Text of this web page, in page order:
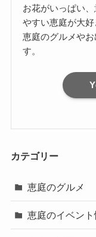
お花がいっぱい
やすい恵庭が大好
恵庭のグルメや
す。
カテゴリー
恵庭のグルメ
恵庭のイベント